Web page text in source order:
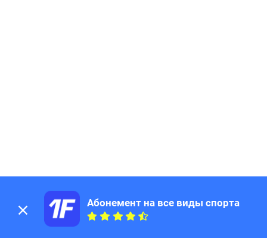
Абонемент на все виды спорта